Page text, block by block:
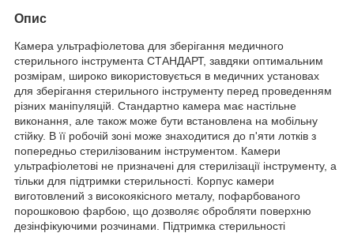
Опис
Камера ультрафіолетова для зберігання медичного
стерильного інструмента СТАНДАРТ, завдяки оптимальним
розмірам, широко використовується в медичних установах
для зберігання стерильного інструменту перед проведенням
різних маніпуляцій. Стандартно камера має настільне
виконання, але також може бути встановлена на мобільну
стійку. В її робочій зоні може знаходитися до п'яти лотків з
попередньо стерилізованим інструментом. Камери
ультрафіолетові не призначені для стерилізації інструменту, а
тільки для підтримки стерильності. Корпус камери
виготовлений з високоякісного металу, пофарбованого
порошковою фарбою, що дозволяє обробляти поверхню
дезінфікуючими розчинами. Підтримка стерильності